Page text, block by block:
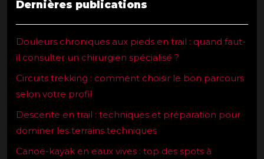
Dernières publications
Douleurs chroniques aux pieds en trail : quand faut-
il consulter un chirurgien spécialisé ?
Circuits trekking : comment choisir le bon parcours
selon votre profil
Descente en trail : techniques et préparation pour
dominer les terrains techniques
Canoë-kayak en eaux vives : top des spots à